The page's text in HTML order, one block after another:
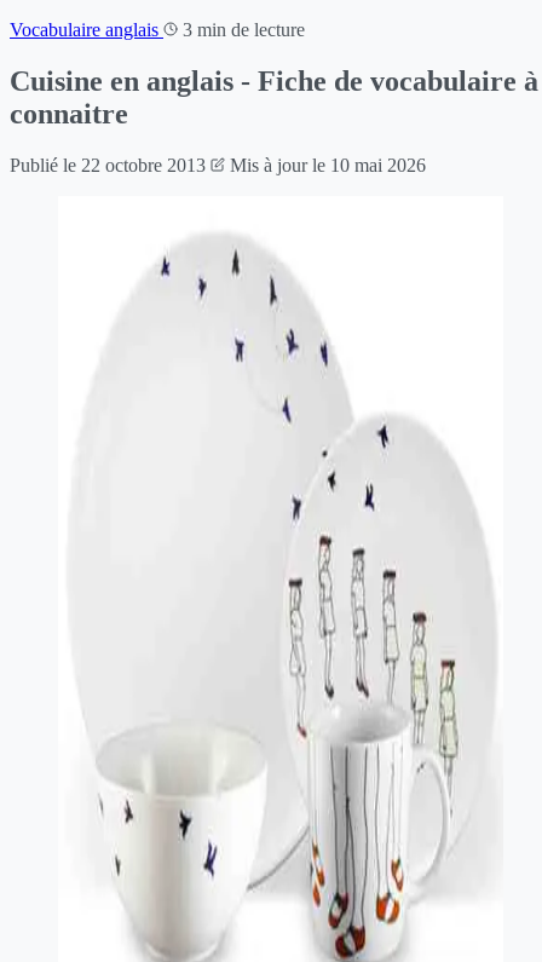
Vocabulaire anglais
3 min de lecture
Cuisine en anglais - Fiche de vocabulaire à
connaitre
Publié le 22 octobre 2013 Mis à jour le 10 mai 2026